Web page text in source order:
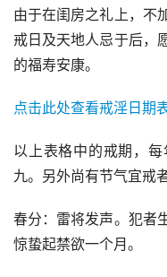
由于在闺房之礼上，不
戒日及天地人忌于后，
的福寿安康。
点击此处查看戒淫日期
以上表格中的戒期，
九。另外尚有节气宜戒
春分：雷将发声。犯者
惊蛰起禁欲一个月。